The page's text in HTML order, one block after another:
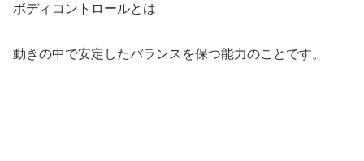
ボディコントロールとは
動きの中で安定したバランスを保つ能力のことです。